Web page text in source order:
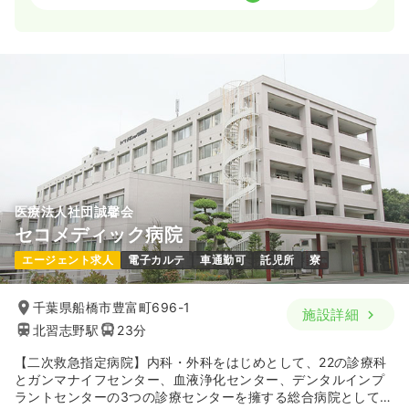
（休憩60分）
担当業務未経験可 ブランク可
新卒可
月給32万円以上可
気になる 詳細を見る
4週8休以上 第二新卒可 月給27万円以上可
気になる 詳細を見る
検診・健診 正・准看護師 一般＋療養
日勤のみ（常勤） 一時募集休止
給与 23.0万円〜/月 賞与2回
※一例
時間 8:45～17:15
4週8休以上
月給23万円以上可
気になる 詳細を見る
医療法人社団誠馨会
セコメディック病院
エージェント求人 電子カルテ 車通勤可 託児所 寮
千葉県船橋市豊富町696-1
北習志野駅
23分
施設詳細
【二次救急指定病院】内科・外科をはじめとして、22の診療科
とガンマナイフセンター、血液浄化センター、デンタルインプ
ラントセンターの3つの診療センターを擁する総合病院として活